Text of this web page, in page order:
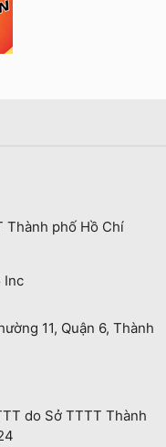
Thành phố Hồ Chí
Inc
11, Quận 6, Thành
do Sở TTTT Thành